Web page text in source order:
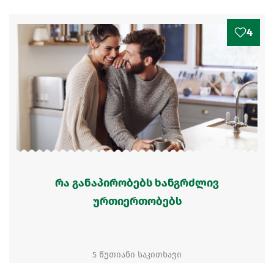
4
რა განაპირობებს ხანგრძლივ
ურთიერთობებს
5 წუთიანი საკითხავი